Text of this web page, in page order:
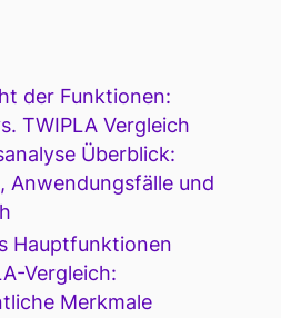
der Funktionen:
TWIPLA Vergleich
Überblick:
Anwendungsfälle und
Hauptfunktionen
Vergleich:
Merkmale